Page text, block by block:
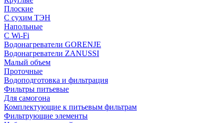
Плоские
С сухим ТЭН
Напольные
С Wi-Fi
Водонагреватели GORENJE
Водонагреватели ZANUSSI
Малый объем
Проточные
Водоподготовка и фильтрация
Фильтры питьевые
Для самогона
Комплектующие к питьевым фильтрам
Фильтрующие элементы